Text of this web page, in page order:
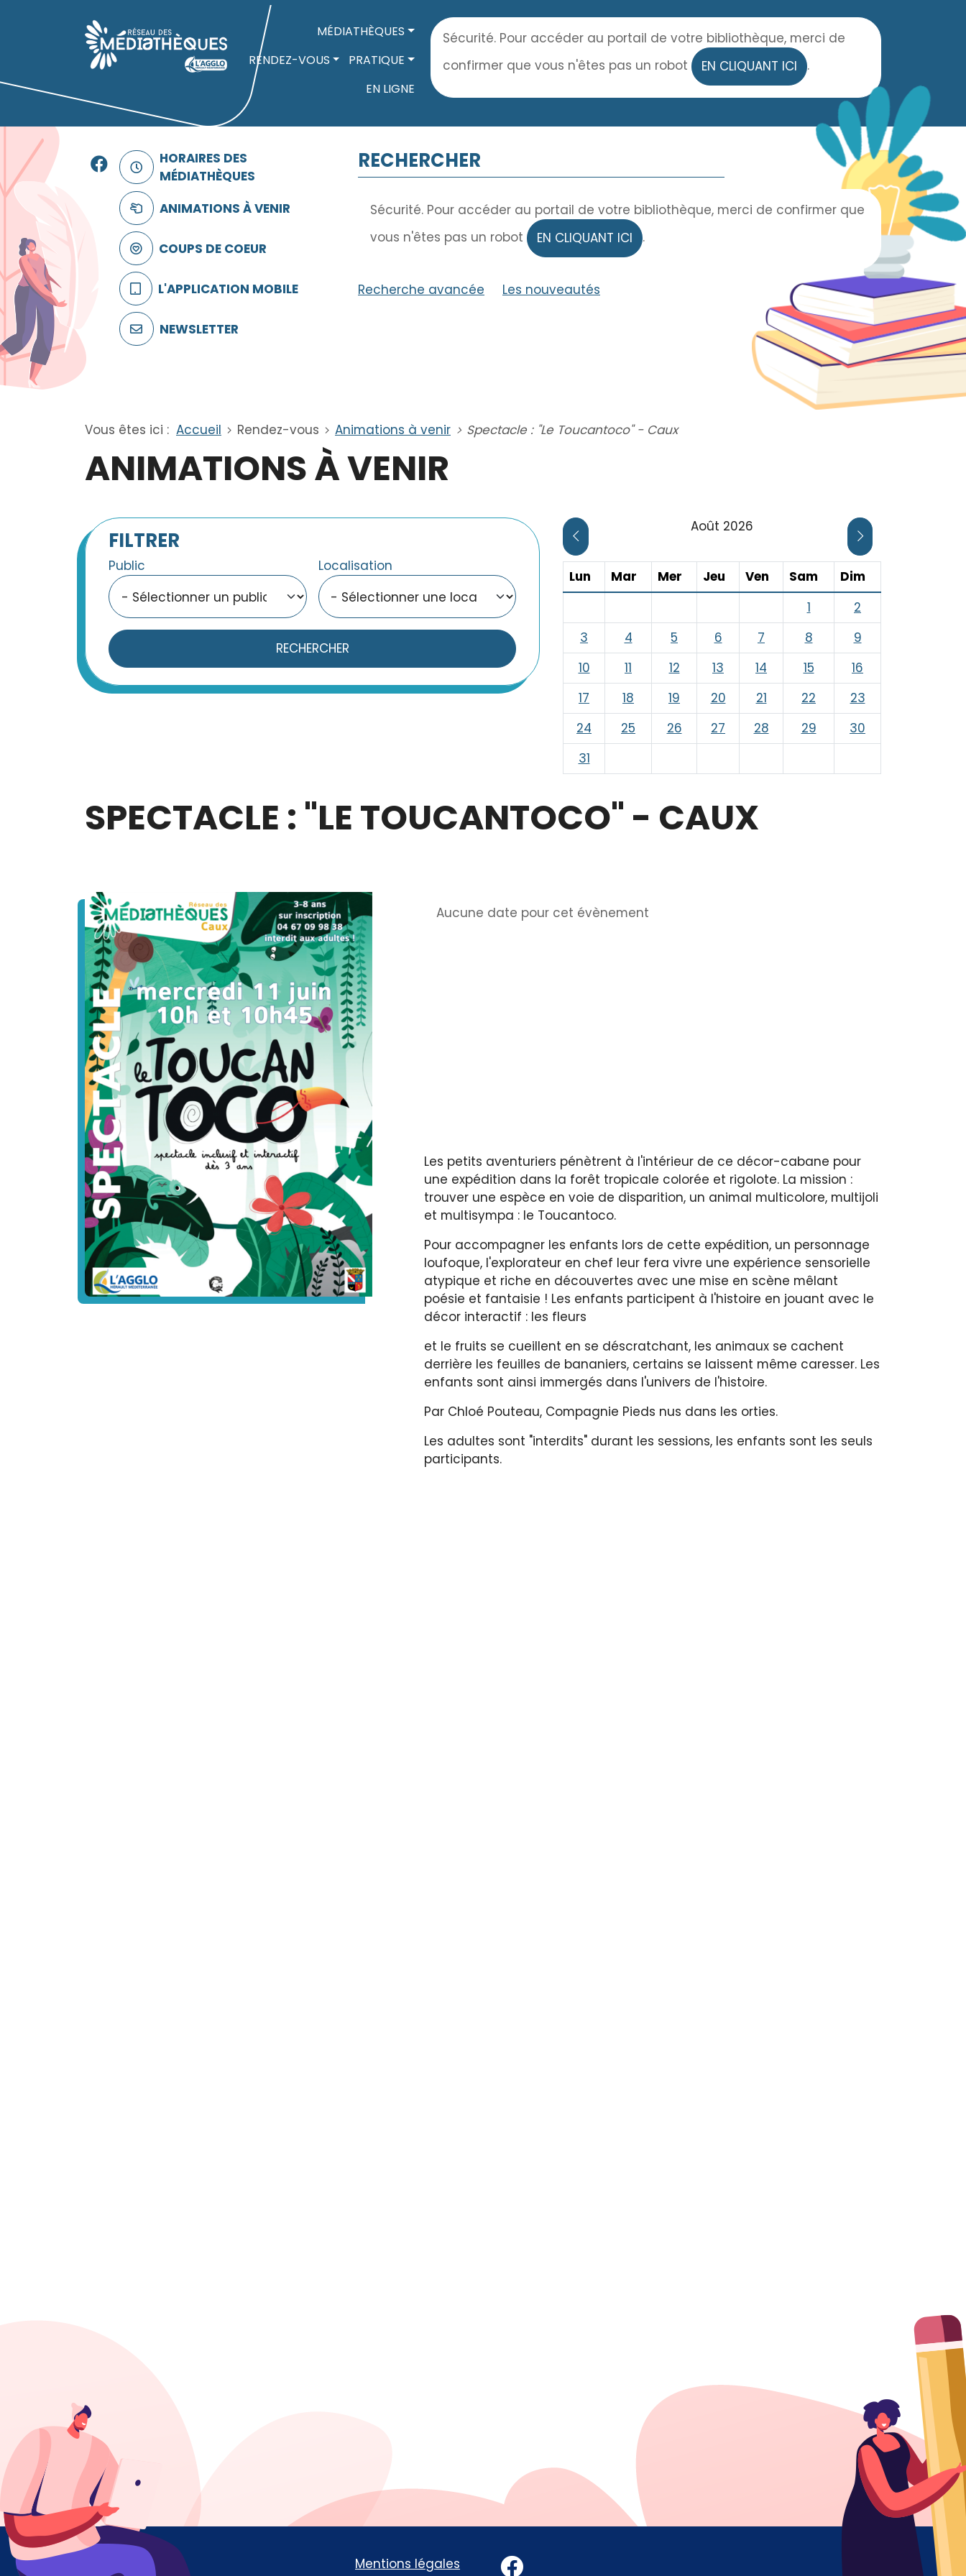
Accueil
MÉDIATHÈQUES
RENDEZ-VOUS
PRATIQUE
EN LIGNE
Sécurité. Pour accéder au portail de votre bibliothèque, merci de
confirmer que vous n'êtes pas un robot
EN CLIQUANT ICI .
FacebookHORAIRES DES
MÉDIATHÈQUES
ANIMATIONS À VENIR
COUPS DE COEUR
L'APPLICATION MOBILE
NEWSLETTER
RECHERCHER
Sécurité. Pour accéder au portail de votre bibliothèque, merci de confirmer que
vous n'êtes pas un robot
EN CLIQUANT ICI .
Recherche avancée Les nouveautés
Vous êtes ici : Accueil Rendez-vous Animations à venir Spectacle : "Le Toucantoco" - Caux
ANIMATIONS À VENIR
FILTRER
Public Localisation
RECHERCHER
CLIQUER POUR AFFICHER LE MOIS PRÉCÉDENT
Août 2026
CLIQUER POUR
Lun LundiMar Mardi
Mer Mercredi
Jeu Jeudi
Ven Vendredi
Sam Samedi
Dim
1
2
3
4 5 6 7 8
9
10
11 12 13 14 15
16
17
18 19 20 21 22
23
24
25 26 27 28 29
30
31
SPECTACLE : "LE TOUCANTOCO" - CAUX
Les petits aventuriers pénètrent à l'intérieur de ce décor-cabane pour
une expédition dans la forêt tropicale colorée et rigolote. La mission :
trouver une espèce en voie de disparition, un animal multicolore, multijoli
et multisympa : le Toucantoco.
Pour accompagner les enfants lors de cette expédition, un personnage
loufoque, l'explorateur en chef leur fera vivre une expérience sensorielle
atypique et riche en découvertes avec une mise en scène mêlant
poésie et fantaisie ! Les enfants participent à l'histoire en jouant avec le
décor interactif : les fleurs
et le fruits se cueillent en se déscratchant, les animaux se cachent
derrière les feuilles de bananiers, certains se laissent même caresser. Les
enfants sont ainsi immergés dans l'univers de l'histoire.
Par Chloé Pouteau, Compagnie Pieds nus dans les orties.
Les adultes sont "interdits" durant les sessions, les enfants sont les seuls
participants.
Info
Aucune date pour cet évènement
Mentions légales